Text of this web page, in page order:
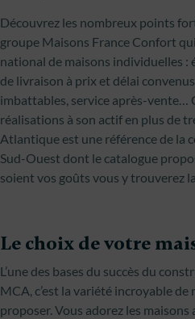
Découvrez les nombreux points
groupe Maisons France Confort
national de maisons individuelles :
de livraison à prix et délai
imbattables, service après-vente…
réalisations à son actif en plus de
Atlantique est une référence de la
Sud-Ouest dont le catalogue
soient vos goûts vous y trouverez
Le choix de votre
L’une des bases du succès du
MCA, c’est la variété incroyable de
proposer. Vous adorez les maisons